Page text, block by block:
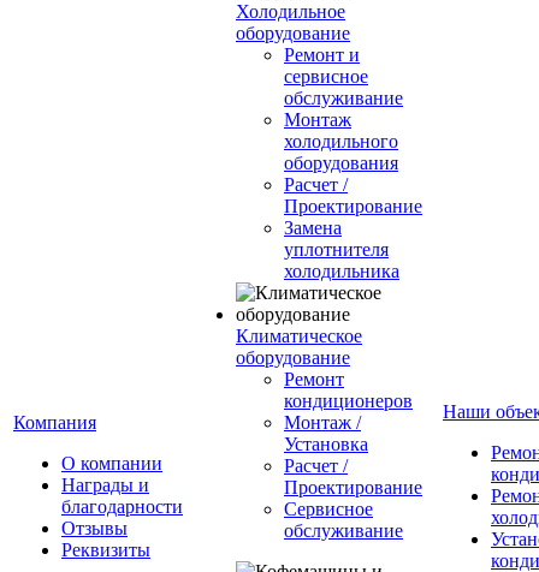
Компания
О компании
Награды и
благодарности
Отзывы
Реквизиты
Холодильное
оборудование
Ремонт и
сервисное
обслуживание
Монтаж
холодильного
оборудования
Расчет /
Проектирование
Замена
уплотнителя
холодильника
Климатическое
оборудование
Ремонт
кондиционеров
Монтаж /
Установка
Расчет /
Проектирование
Сервисное
обслуживание
Наши